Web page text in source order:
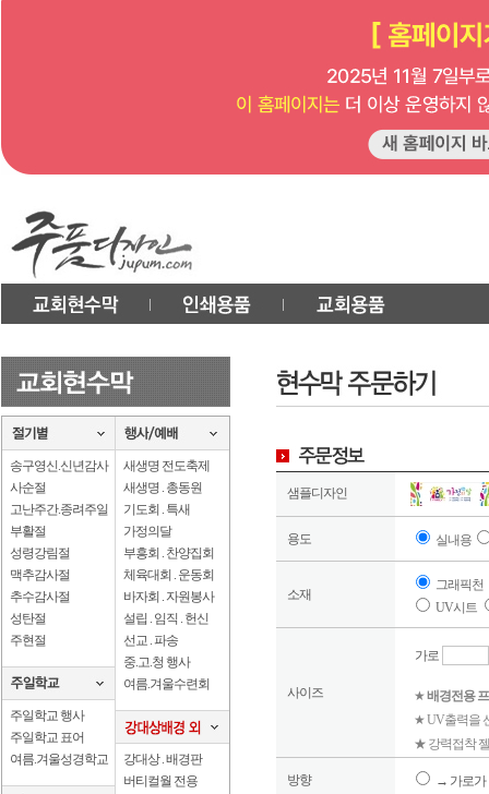
송구영신.신년감사
사순절
고난주간.종려주일
부활절
성령강림절
맥추감사절
추수감사절
성탄절
주현절
주일학교 행사
주일학교 표어
여름.겨울성경학교
새생명 전도축제
새생명 . 총동원
기도회 . 특새
가정의달
부흥회 . 찬양집회
체육대회 . 운동회
바자회 . 자원봉사
설립 . 임직 . 헌신
선교 . 파송
중.고.청 행사
여름.겨울수련회
강대상 . 배경판
버티컬월 전용
샘플디자인
용도 실내용
소재
그래픽천
UV시트
사이즈
가로
★배경전용
★ UV출력을
★ 강력접착
방향 → 가로가